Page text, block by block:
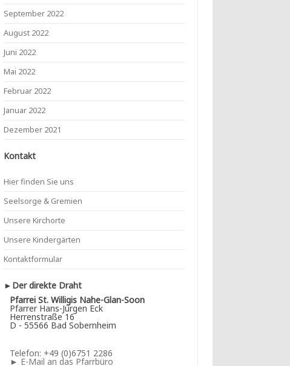
September 2022
August 2022
Juni 2022
Mai 2022
Februar 2022
Januar 2022
Dezember 2021
Kontakt
Hier finden Sie uns
Seelsorge & Gremien
Unsere Kirchorte
Unsere Kindergärten
Kontaktformular
►Der direkte Draht
Pfarrei St. Willigis Nahe-Glan-Soon
Pfarrer Hans-Jürgen Eck
Herrenstraße 16
D - 55566 Bad Sobernheim
Telefon: +49 (0)6751 2286
► E-Mail an das Pfarrbüro